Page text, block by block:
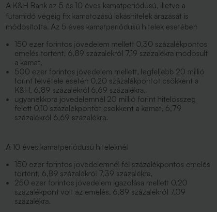
A K&H Bank az 5 és 10 éves kamatperiódusú, illetve a
futamidő végéig fix kamatozású lakáshitelek árazását is
módosította. Az 5 éves kamatperiódusú hitelek esetében
150 ezer forintos jövedelem mellett 0,30 százalékpontos
emelés történt, 6,89 százalékról 7,19 százalékra módosult
a kamat,
500 ezer forintos jövedelem mellett, legfeljebb 20 millió
forint felvétele esetén 0,20 százalékpontot csökkent a
K&H, 6,89 százalékról 6,69 százalékra,
ugyanekkora jövedelemnél 20 millió forint hitelösszeg
felett 0,10 százalékpontot csökkent a kamat, 6,79
százalékról 6,69 százalékra.
A 10 éves kamatperiódusú hiteleknél
150 ezer forintos jövedelemnél fél százalékpontos emelés
történt, 6,89 százalékról 7,39 százalékra,
250 ezer forintos jövedelem igazolása mellett 0,20
százalékpont volt az emelés, 6,89 százalékról 7,09
százalékra.